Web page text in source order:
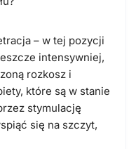
– w tej pozycji
intensywniej,
rozkosz i
które są w stanie
stymulację
się na szczyt,